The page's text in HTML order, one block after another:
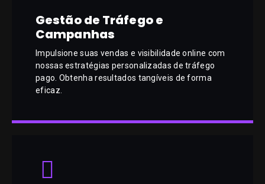
Gestão de Tráfego e
Campanhas
Impulsione suas vendas e visibilidade online com
nossas estratégias personalizadas de tráfego
pago. Obtenha resultados tangíveis de forma
eficaz.